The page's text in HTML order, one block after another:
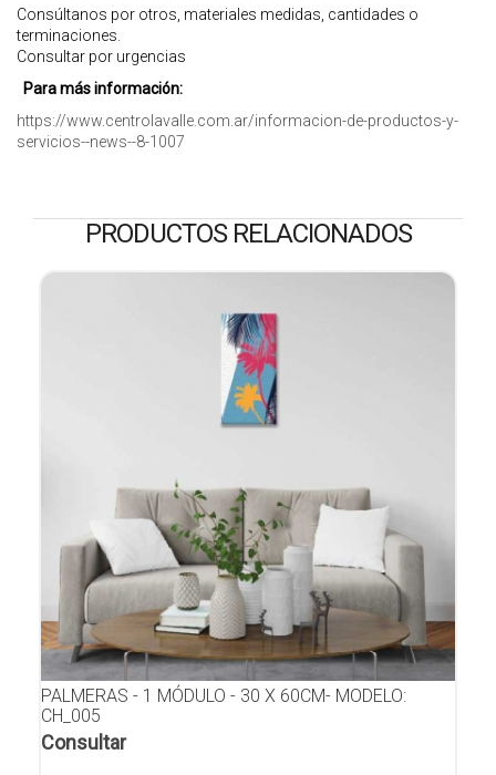
Consúltanos por otros, materiales medidas, cantidades o
terminaciones.
Consultar por urgencias
Para más información:
https://www.centrolavalle.com.ar/informacion-de-productos-y-
servicios--news--8-1007
PRODUCTOS RELACIONADOS
PALMERAS - 1 MÓDULO - 30 X 60CM- MODELO:
CH_005
Consultar